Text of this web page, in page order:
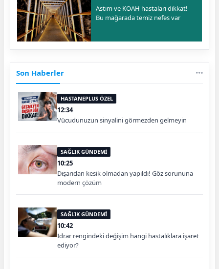
Astım ve KOAH hastaları dikkat!
Bu mağarada temiz nefes var
Son Haberler
HASTANEPLUS ÖZEL
12:34
Vücudunuzun sinyalini görmezden gelmeyin
SAĞLIK GÜNDEMİ
10:25
Dışarıdan kesik olmadan yapıldı! Göz sorununa
modern çözüm
SAĞLIK GÜNDEMİ
10:42
İdrar rengindeki değişim hangi hastalıklara işaret
ediyor?